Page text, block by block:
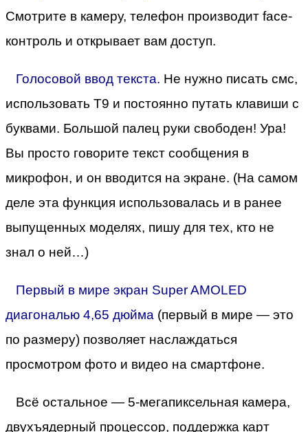
Смотрите в камеру, телефон производит face-
контроль и открывает вам доступ.
Голосовой ввод текста. Не нужно писать смс,
использовать Т9 и постоянно путать клавиши с
буквами. Большой палец руки свободен! Ура!
Вы просто говорите текст сообщения в
микрофон, и он вводится на экране. (На самом
деле эта функция использовалась и в ранее
выпущенных моделях, пишу для тех, кто не
знал о ней…)
Первый в мире экран Super AMOLED
диагональю 4,65 дюйма (первый в мире — это
по размеру) позволяет наслаждаться
просмотром фото и видео на смартфоне.
Всё остальное — 5-мегапиксельная камера,
двухъядерный процессор, поддержка карт